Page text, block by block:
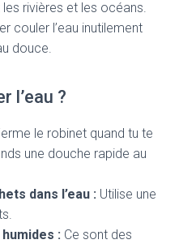
rivières et les océans.
couler l’eau inutilement
douce.
l’eau ?
le robinet quand tu te
une douche rapide au
dans l’eau : Utilise une
: Ce sont des